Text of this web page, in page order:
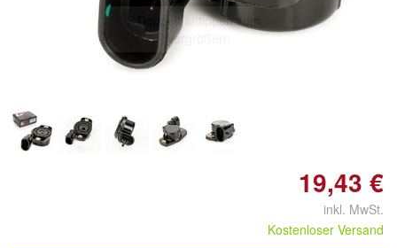
Doppelt antippen zum
vergrößern
19,43 €
inkl. MwSt.
Kostenloser Versand